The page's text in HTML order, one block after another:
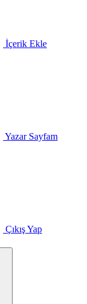
İçerik Ekle
Yazar Sayfam
Çıkış Yap